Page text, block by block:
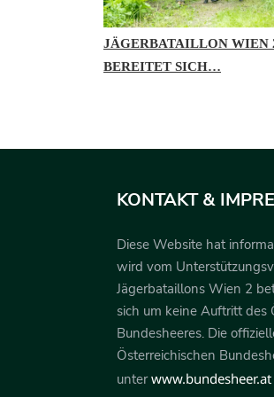
JÄGERBATAILLON WIEN
BEREITET SICH…
KONTAKT &
Diese Website hat
wird vom
Jägerbataillons Wien 2
sich um keine Auftritt des
Bundesheeres. Die
Österreichischen
unterwww.bundesheer.at